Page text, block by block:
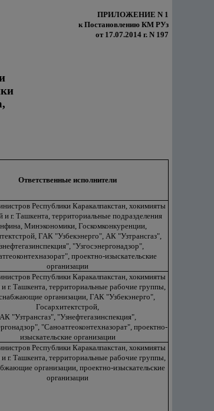
ПРИЛОЖЕНИЕ N 1
к Постановлению КМ РУз
от 17.07.2014 г. N 197
Ответственные исполнители
Республики Каракалпакстан, хокимияты
и г. Ташкента, территориальные подразделения
Минэкономики, Госкомконкуренции,
ГАК "Узбекэнерго", АК "Узтрансгаз",
"Узгосэнергонадзор",
проектно-изыскательские
организации
Республики Каракалпакстан, хокимияты
и г. Ташкента, территориальные рабочие группы,
организации, ГАК "Узбекэнерго",
Госархитектстрой,
АК "Узтрансгаз", "Узнефтегазинспекция",
"Саноатгеоконтехназорат", проектно-
изыскательские организации
Республики Каракалпакстан, хокимияты
и г. Ташкента, территориальные рабочие группы,
организации, проектно-изыскательские
организации